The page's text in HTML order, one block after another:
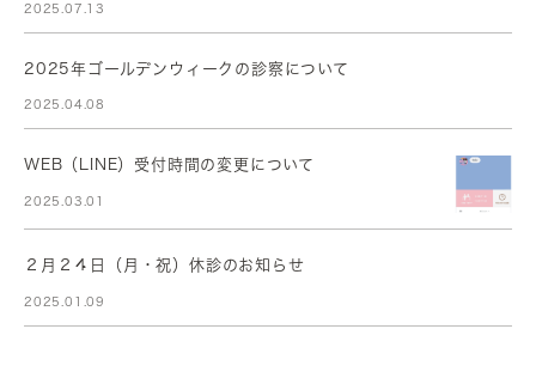
2025.07.13
2025年ゴールデンウィークの診察について
2025.04.08
WEB（LINE）受付時間の変更について
2025.03.01
２月２４日（月・祝）休診のお知らせ
2025.01.09